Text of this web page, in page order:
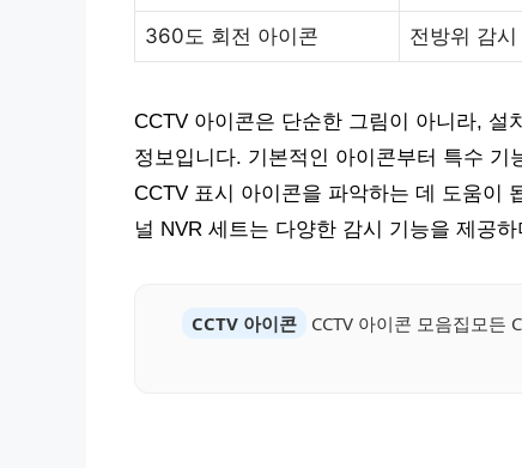
360도 회전 아이콘 전방위 감시
CCTV 아이콘은 단순한 그림이 아니라,
정보입니다. 기본적인 아이콘부터 특수 기
CCTV 표시 아이콘을 파악하는 데 도움이
널 NVR 세트는 다양한 감시 기능을 제공
CCTV 아이콘 CCTV 아이콘 모음집모든